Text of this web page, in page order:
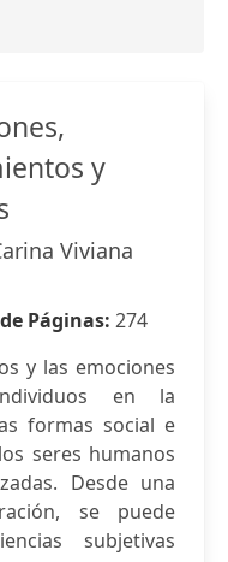
y
Viviana
Páginas: 274
y las emociones
en la
formas social e
seres humanos
Desde una
se puede
subjetivas